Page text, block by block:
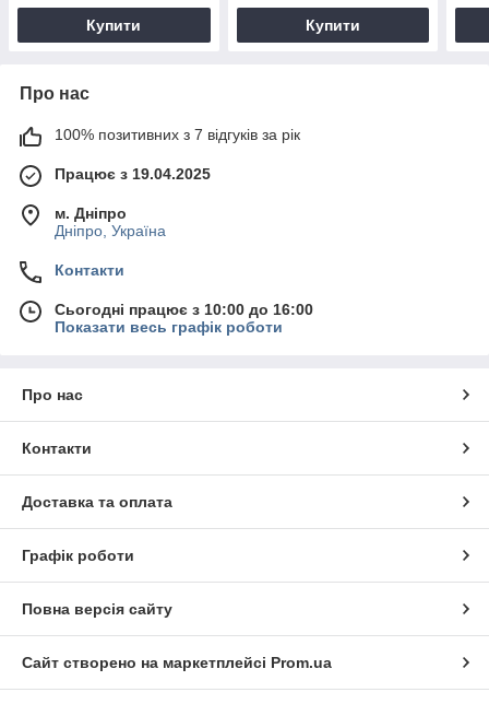
Купити Купити
Про нас
100% позитивних з 7 відгуків за рік
Працює з 19.04.2025
м. Дніпро
Дніпро, Україна
Контакти
Сьогодні працює з 10:00 до 16:00
Показати весь графік роботи
Про нас
Контакти
Доставка та оплата
Графік роботи
Повна версія сайту
Сайт створено на маркетплейсі Prom.ua